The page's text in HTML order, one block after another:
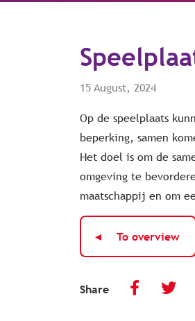
15 August, 2024
Op de speelplaats
beperking, samen
Het doel is om de
omgeving te
maatschappij en om
To overview
Share